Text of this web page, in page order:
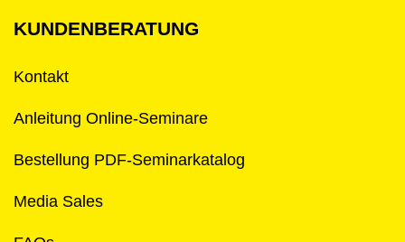
KUNDENBERATUNG
Kontakt
Anleitung Online-Seminare
Bestellung PDF-Seminarkatalog
Media Sales